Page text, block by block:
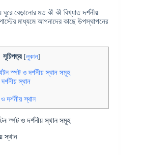
ঘুরে বেড়ানোর মত কী কী বিখ্যাত দর্শনীয়
মাধ্যমে আপনাদের কাছে উপস্থাপনের
সূচিপত্র [লুকান]
স্পট ও দর্শনীয় স্থান সমূহ
স্থান
দর্শনীয় স্থান
স্পট ও দর্শনীয় স্থান সমূহ
স্থান